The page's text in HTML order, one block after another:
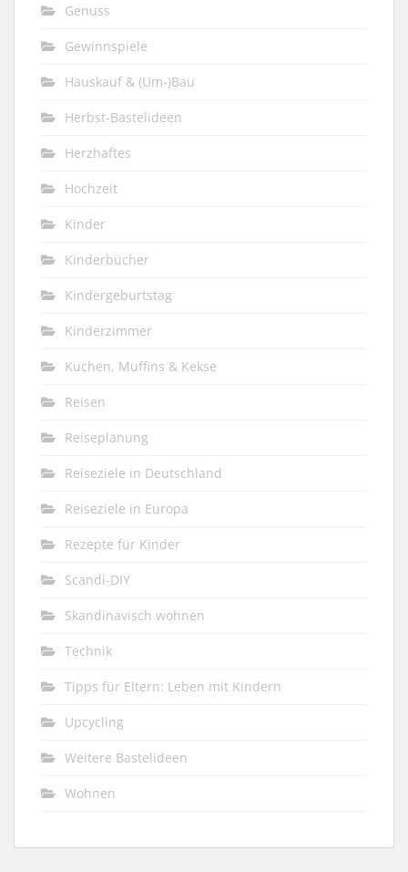
Genuss
Gewinnspiele
Hauskauf & (Um-)Bau
Herbst-Bastelideen
Herzhaftes
Hochzeit
Kinder
Kinderbücher
Kindergeburtstag
Kinderzimmer
Kuchen, Muffins & Kekse
Reisen
Reiseplanung
Reiseziele in Deutschland
Reiseziele in Europa
Rezepte für Kinder
Scandi-DIY
Skandinavisch wohnen
Technik
Tipps für Eltern: Leben mit Kindern
Upcycling
Weitere Bastelideen
Wohnen